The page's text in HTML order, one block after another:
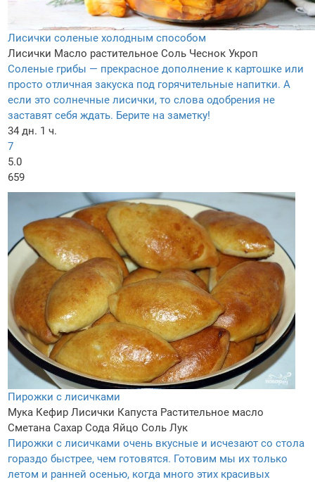
Лисички соленые холодным способом
Лисички Масло растительное Соль Чеснок Укроп
Соленые грибы — прекрасное дополнение к картошке или
просто отличная закуска под горячительные напитки. А
если это солнечные лисички, то слова одобрения не
заставят себя ждать. Берите на заметку!
34 дн. 1 ч.
7
5.0
659
Пирожки с лисичками
Мука Кефир Лисички Капуста Растительное масло
Сметана Сахар Сода Яйцо Соль Лук
Пирожки с лисичками очень вкусные и исчезают со стола
гораздо быстрее, чем готовятся. Готовим мы их только
летом и ранней осенью, когда много этих красивых